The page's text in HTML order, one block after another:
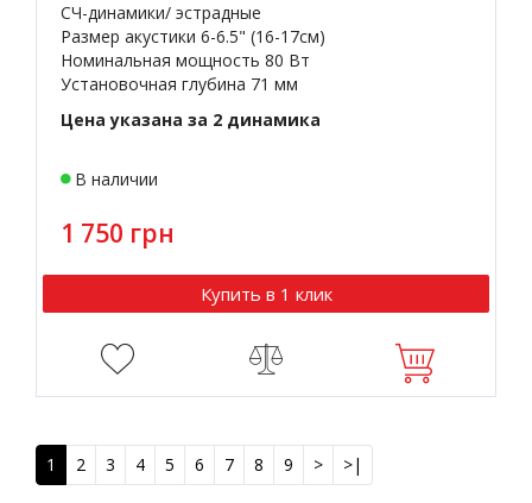
СЧ-динамики/ эстрадные
Размер акустики 6-6.5" (16-17см)
Номинальная мощность 80 Вт
Установочная глубина 71 мм
Цена указана за 2 динамика
В наличии
1 750 грн
Купить в 1 клик
1 2 3 4 5 6 7 8 9 > >|